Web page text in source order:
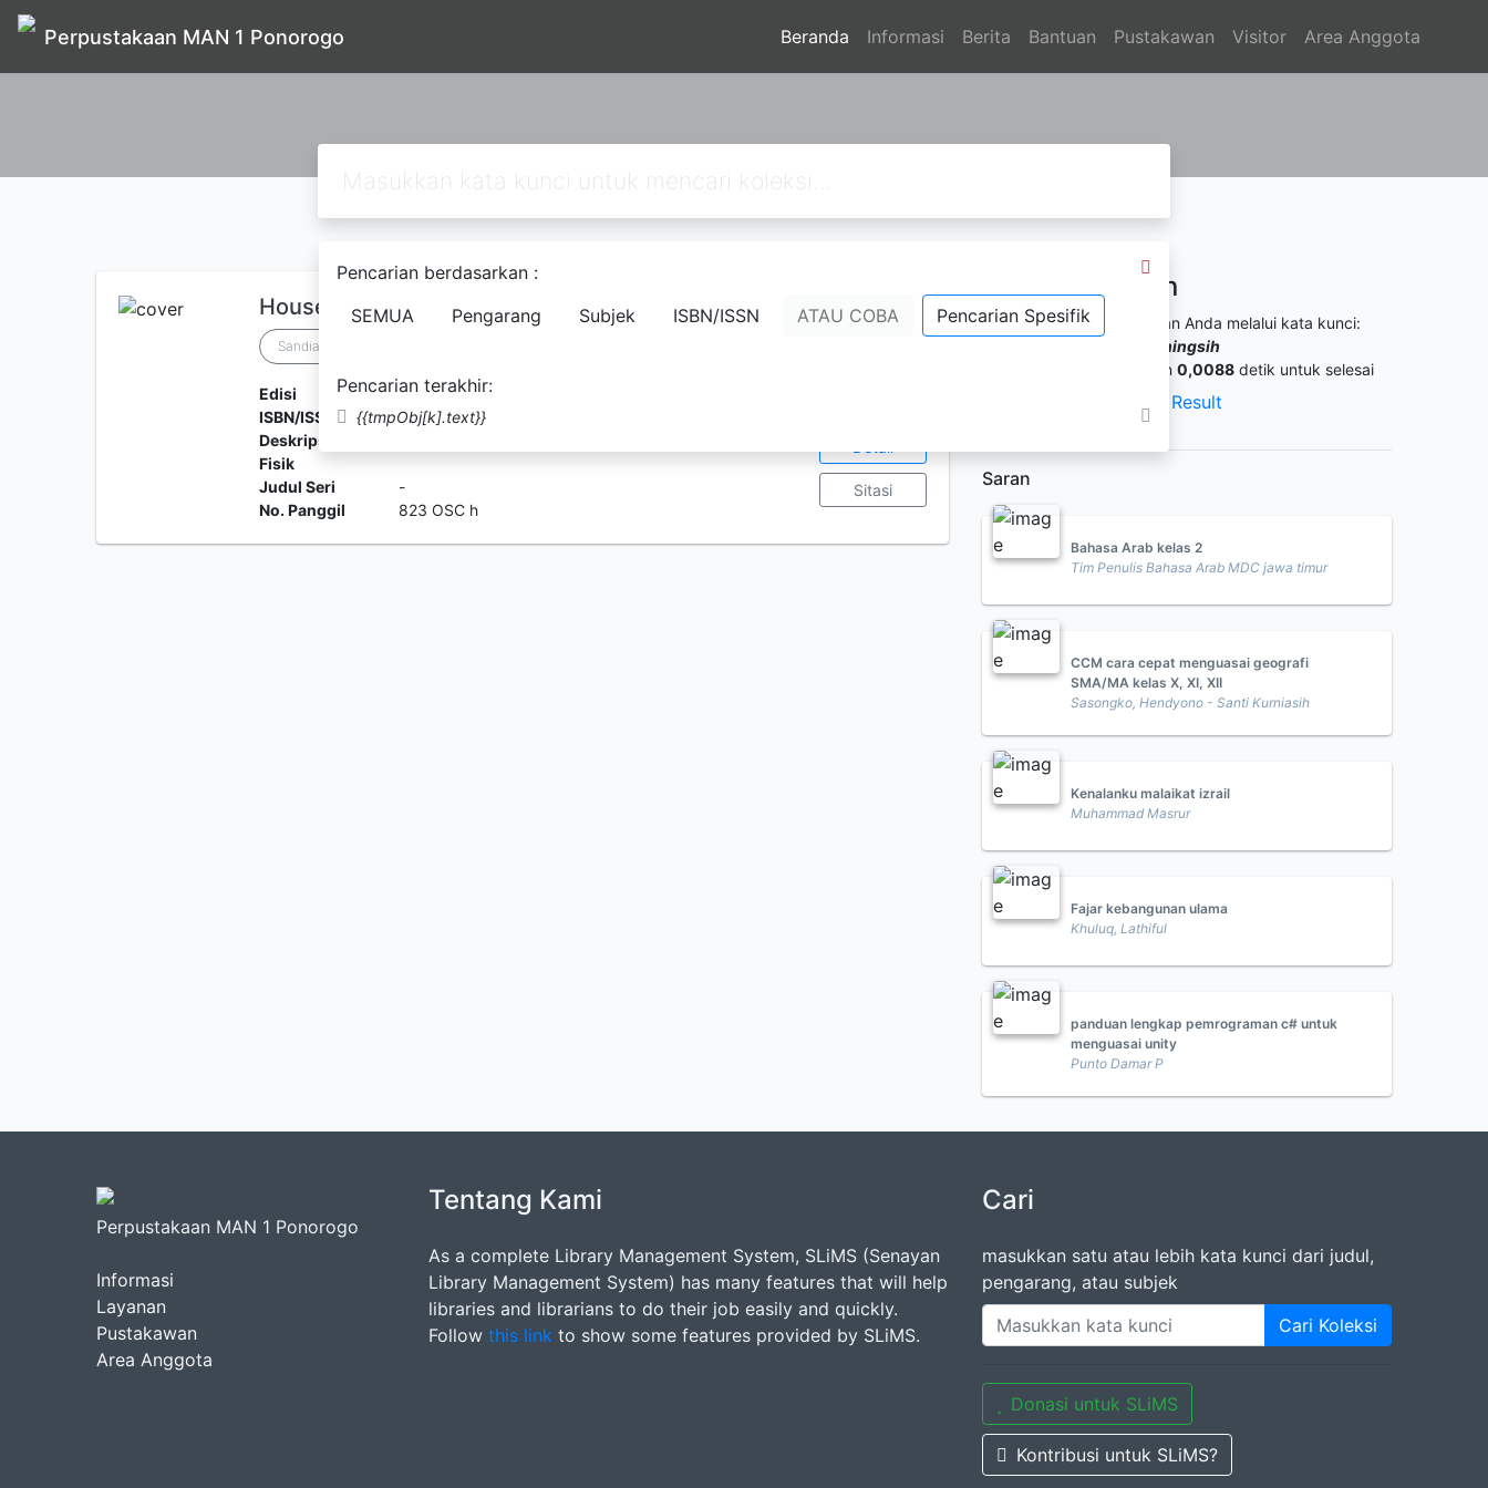
Perpustakaan MAN 1 Ponorogo Beranda Informasi Berita Bantuan Pustakawan Visitor Area Anggota
Pencarian berdasarkan :
SEMUA
Pengarang Subjek ISBN/ISSN ATAU COBA Pencarian Spesifik
Pencarian terakhir:
{{tmpObj[k].text}}
House of pomegranates : rumah delima
Sandiantoro
Edisi
Cetakan pertama
ISBN/ISSN
978-602-959-782-0
Deskripsi
Fisik
Judul Seri
-
No. Panggil
823 OSC h
Ketersediaan
Sitasi
Hasil Pencarian
Ditemukan1dari pencarian Anda melalui kata kunci:
Ratna setyaningsih
Permintaan membutuhkan 0,0088 detik untuk selesai
JSON Result
Saran
Bahasa Arab kelas 2
Tim Penulis Bahasa Arab MDC jawa timur
CCM cara cepat menguasai geografi
SMA/MA kelas X, XI, XII
Sasongko, Hendyono - Santi Kurniasih
Kenalanku malaikat izrail
Muhammad Masrur
Fajar kebangunan ulama
Khuluq, Lathiful
panduan lengkap pemrograman c# untuk
menguasai unity
Punto Damar P
Perpustakaan MAN 1 Ponorogo
Informasi
Layanan
Pustakawan
Area Anggota
Tentang Kami
As a complete Library Management System, SLiMS (Senayan
Library Management System) has many features that will help
libraries and librarians to do their job easily and quickly.
Follow this link to show some features provided by SLiMS.
Cari
masukkan satu atau lebih kata kunci dari judul,
pengarang, atau subjek
Cari Koleksi
Donasi untuk SLiMS
Kontribusi untuk SLiMS?